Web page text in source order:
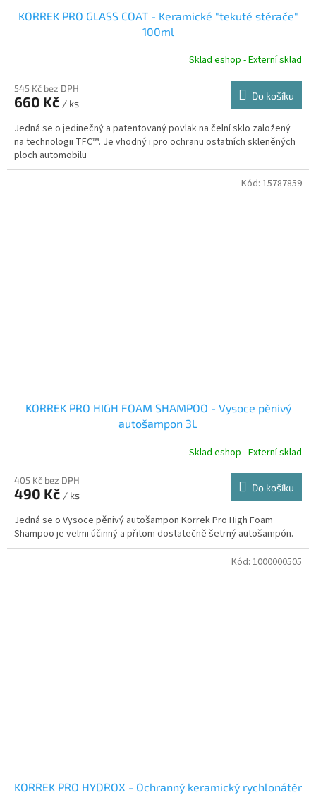
KORREK PRO GLASS COAT - Keramické "tekuté stěrače"
100ml
Sklad eshop - Externí sklad
545 Kč bez DPH
660 Kč / ks
Do košíku
Jedná se o jedinečný a patentovaný povlak na čelní sklo založený
na technologii TFC™. Je vhodný i pro ochranu ostatních skleněných
ploch automobilu
KORREK PRO HIGH FOAM SHAMPOO - Vysoce pěnivý
autošampon 3L
Sklad eshop - Externí sklad
405 Kč bez DPH
490 Kč / ks
Do košíku
Jedná se o Vysoce pěnivý autošampon Korrek Pro High Foam
Shampoo je velmi účinný a přitom dostatečně šetrný autošampón.
Kód: 15787859
KORREK PRO HYDROX - Ochranný keramický rychlonátěr
Kód: 1000000505